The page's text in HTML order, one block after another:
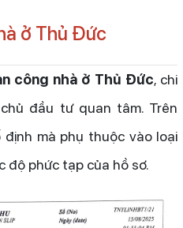
ở Thủ Đức
công nhà ở Thủ Đức, chi
đầu tư quan tâm. Trên
mà phụ thuộc vào loại
độ phức tạp của hồ sơ.